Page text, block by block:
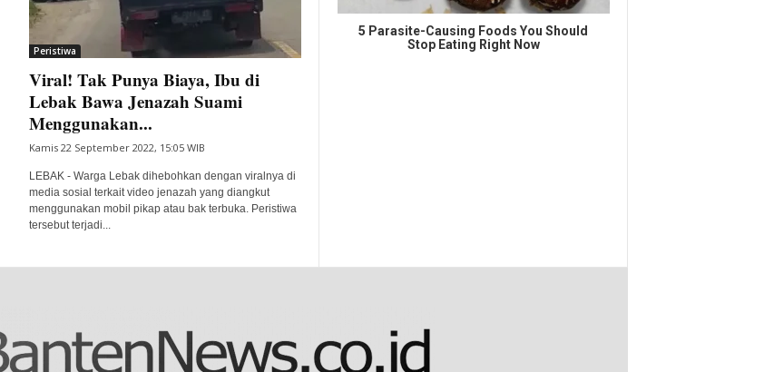
Peristiwa
Viral! Tak Punya Biaya, Ibu di
Lebak Bawa Jenazah Suami
Menggunakan...
Kamis 22 September 2022, 15:05 WIB
LEBAK - Warga Lebak dihebohkan dengan viralnya di
media sosial terkait video jenazah yang diangkut
menggunakan mobil pikap atau bak terbuka. Peristiwa
tersebut terjadi...
5 Parasite-Causing Foods You Should
Stop Eating Right Now